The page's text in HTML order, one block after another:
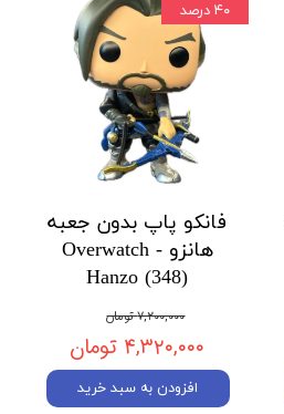
فانکو پاپ بدون جعبه
هانزو Overwatch -
Hanzo (348)
۷,۲۰۰,۰۰۰ تومان
۴,۳۲۰,۰۰۰ تومان
افزودن به سبد خرید
۴۰ درصد